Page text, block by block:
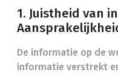
1. Juistheid van
De informatie op de
informatie verstrekt